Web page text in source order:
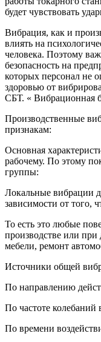
будет чувствовать
Вибрация, как и
влиять на
человека. Поэтому
безопасность на
которых персонал не
здоровью от
СБТ. « Вибрационная
Производственные
признакам:
Основная
рабочему. По этому
группы:
Локальные вибрации
зависимости от того,
То есть это любые
производстве или при
мебели, ремонт
Источники общей
По направлению
По частоте
По времени